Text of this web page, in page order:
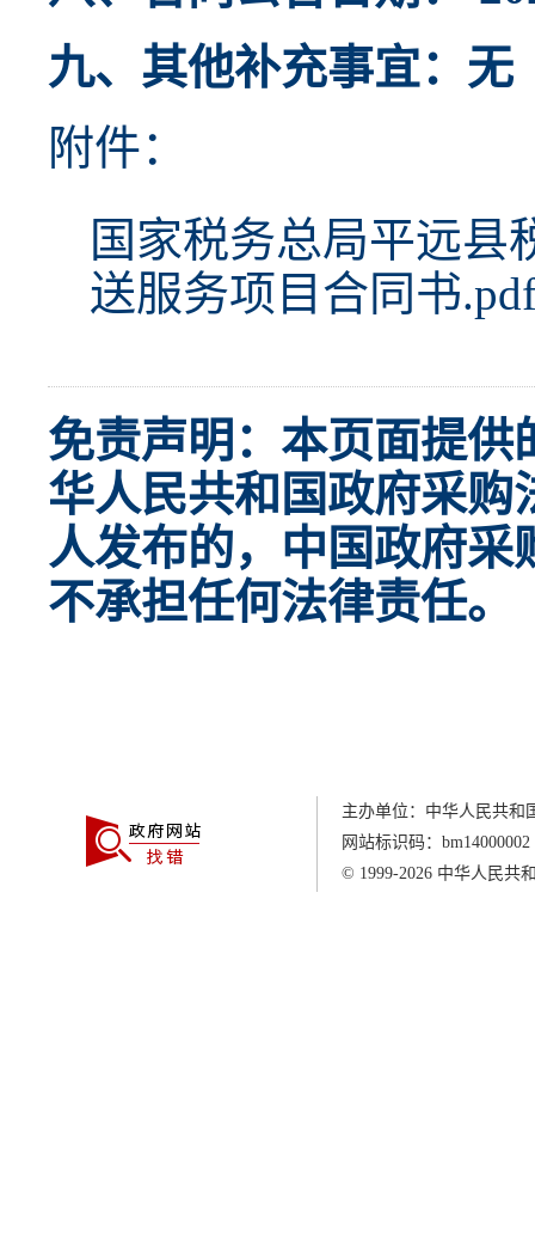
九、其他补充事宜：无
附件：
国家税务总局平远县
送服务项目合同书
免责声明：本页面提供
华人民共和国政府采购
人发布的，中国政府
不承担任何法律责任。
主办单位：中华人民共和
网站标识码： bm14000002
© 1999-2026 中华人民共